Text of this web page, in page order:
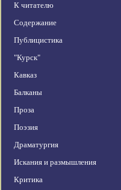
К читателю
Содержание
Публицистика
"Курск"
Кавказ
Балканы
Проза
Поэзия
Драматургия
Искания и размышления
Критика